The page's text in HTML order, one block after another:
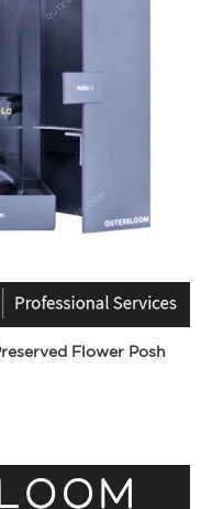
Flower Posh